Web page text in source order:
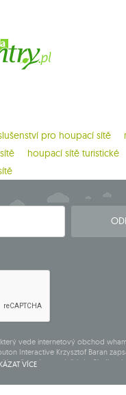
pro houpací sítě
houpací sítě turistické
vede internetový obchod
Interactive Krzysztof Baran
místa podnikání v Siedlcach,
VÍCE